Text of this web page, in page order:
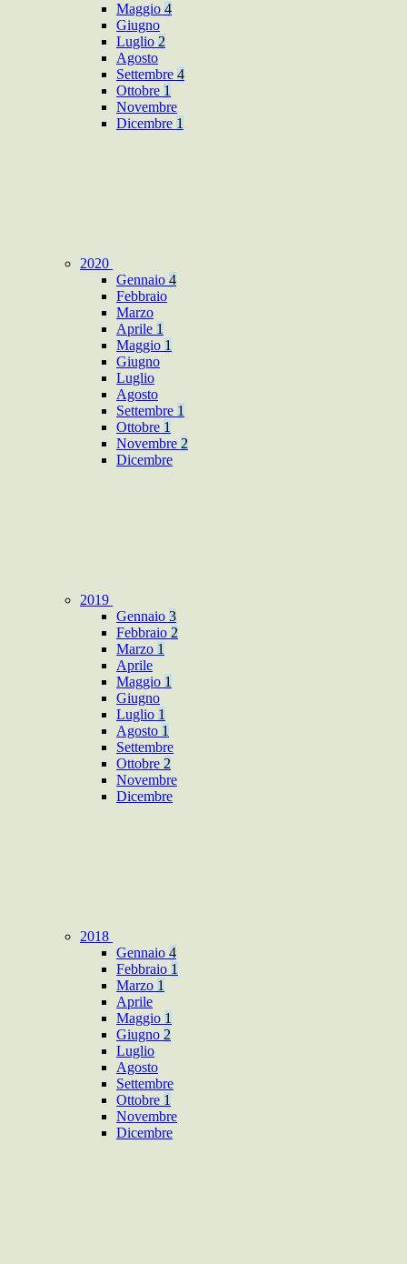
Maggio 4
Giugno
Luglio 2
Agosto
Settembre 4
Ottobre 1
Novembre
Dicembre 1
2020
Gennaio 4
Febbraio
Marzo
Aprile 1
Maggio 1
Giugno
Luglio
Agosto
Settembre 1
Ottobre 1
Novembre 2
Dicembre
2019
Gennaio 3
Febbraio 2
Marzo 1
Aprile
Maggio 1
Giugno
Luglio 1
Agosto 1
Settembre
Ottobre 2
Novembre
Dicembre
2018
Gennaio 4
Febbraio 1
Marzo 1
Aprile
Maggio 1
Giugno 2
Luglio
Agosto
Settembre
Ottobre 1
Novembre
Dicembre